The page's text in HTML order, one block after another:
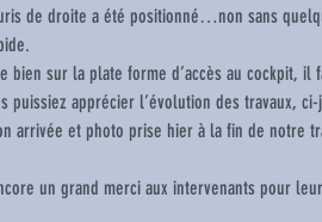
de droite a été positionné…non sans
bien sur la plate forme d’accès au cockpit, il
puissiez apprécier l’évolution des travaux,
arrivée et photo prise hier à la fin de notre
Encore un grand merci aux intervenants pour